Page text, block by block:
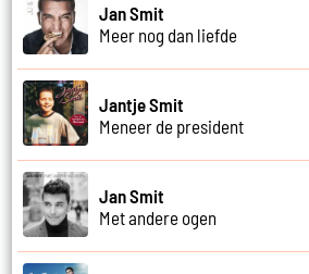
Jan Smit
Meer nog dan liefde
Jantje Smit
Meneer de president
Jan Smit
Met andere ogen